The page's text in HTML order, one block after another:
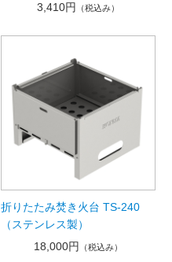
3,410円
（税込み）
折りたたみ焚き火台 TS-240
（ステンレス製）
18,000円
（税込み）